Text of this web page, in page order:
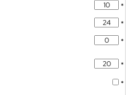
*
*
*
*
*